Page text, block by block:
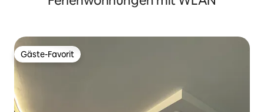
Gäste-Favorit
Gäste-Favorit